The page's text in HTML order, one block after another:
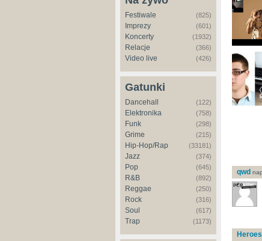
Festiwale (825)
Imprezy (601)
Koncerty (1932)
Relacje (366)
Video live (426)
Gatunki
Dancehall (122)
Elektronika (758)
Funk (298)
Grime (215)
Hip-Hop/Rap (33181)
Jazz (374)
Pop (645)
R&B (892)
Reggae (250)
Rock (316)
Soul (617)
Trap (1173)
qwd